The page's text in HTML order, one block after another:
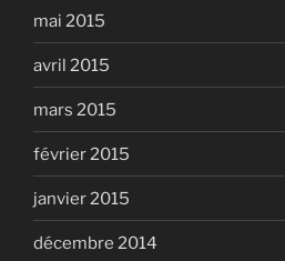
mai 2015
avril 2015
mars 2015
février 2015
janvier 2015
décembre 2014